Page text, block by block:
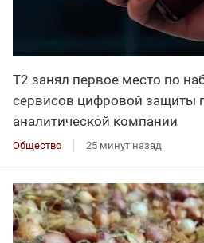
Т2 занял первое место по
сервисов цифровой защиты
аналитической компании
Общество 25 минут назад